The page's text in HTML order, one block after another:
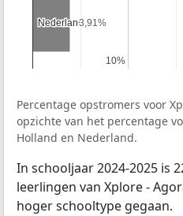
10%
10%
Nederland
Nederland3,91%
3,91%
Percentage opstromers voor
opzichte van het percentage
Holland en Nederland.
In schooljaar 2024-2025 is
leerlingen van Xplore -
hoger schooltype gegaan.